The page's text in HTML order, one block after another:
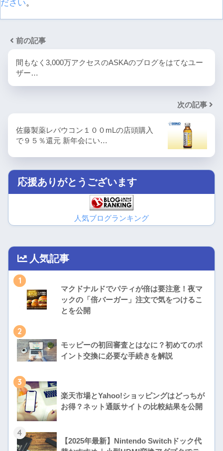
ださい。
前の記事
間もなく3,000万アクセスのASKAのブログをはてなユー
ザー…
次の記事
佐藤製薬レバウコン１００mLの店頭購入
で９５％還元 新年会にい…
応援ありがとうございます
人気ブログランキング
人気記事
1
マクドナルドでパティが倍は要注意！夜マ
ックの「倍バーガー」注文で気をつけるこ
とを公開
2
モッピーの初回審査とはなに？初めてのポ
イント交換に必要な手続きを解説
3
楽天市場とYahoo!ショッピングはどっちが
お得？ネット通販サイトの比較結果を公開
4
【2025年最新】Nintendo Switchドック代